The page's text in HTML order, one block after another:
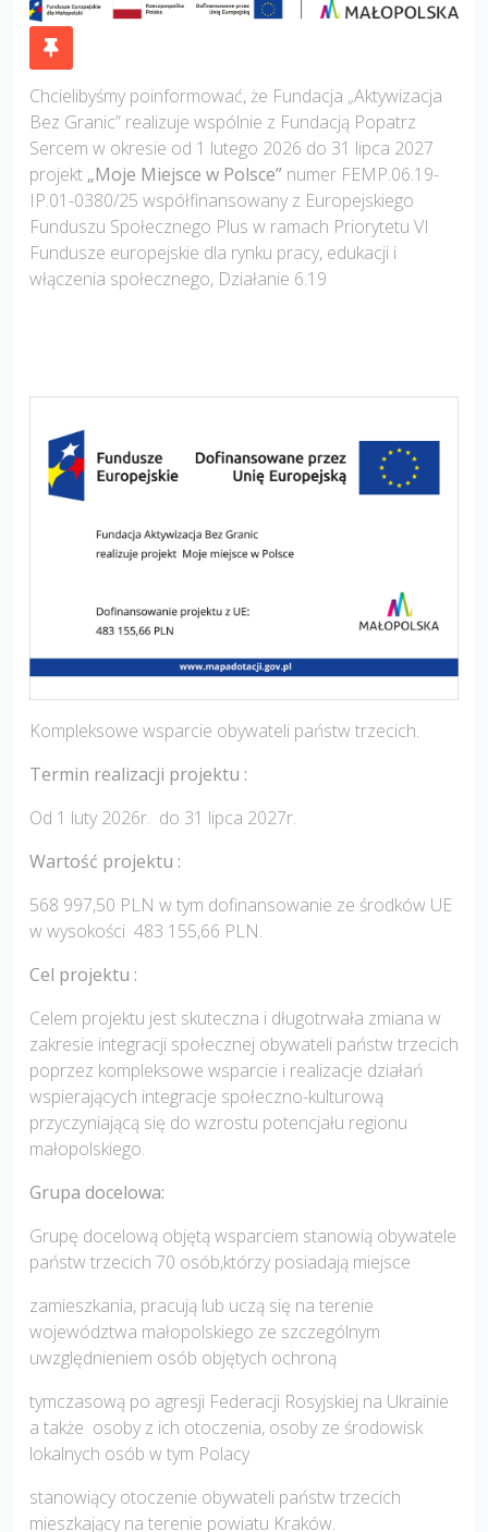
Chcielibyśmy poinformować, że Fundacja „Aktywizacja
Bez Granic” realizuje wspólnie z Fundacją Popatrz
Sercem w okresie od 1 lutego 2026 do 31 lipca 2027
projekt „Moje Miejsce w Polsce” numer FEMP.06.19-
IP.01-0380/25 współfinansowany z Europejskiego
Funduszu Społecznego Plus w ramach Priorytetu VI
Fundusze europejskie dla rynku pracy, edukacji i
włączenia społecznego, Działanie 6.19
Kompleksowe wsparcie obywateli państw trzecich.
Termin realizacji projektu :
Od 1 luty 2026r. do 31 lipca 2027r.
Wartość projektu :
568 997,50 PLN w tym dofinansowanie ze środków UE
w wysokości 483 155,66 PLN.
Cel projektu :
Celem projektu jest skuteczna i długotrwała zmiana w
zakresie integracji społecznej obywateli państw trzecich
poprzez kompleksowe wsparcie i realizacje działań
wspierających integracje społeczno-kulturową
przyczyniającą się do wzrostu potencjału regionu
małopolskiego.
Grupa docelowa:
Grupę docelową objętą wsparciem stanowią obywatele
państw trzecich 70 osób,którzy posiadają miejsce
zamieszkania, pracują lub uczą się na terenie
województwa małopolskiego ze szczególnym
uwzględnieniem osób objętych ochroną
tymczasową po agresji Federacji Rosyjskiej na Ukrainie
a także osoby z ich otoczenia, osoby ze środowisk
lokalnych osób w tym Polacy
stanowiący otoczenie obywateli państw trzecich
mieszkający na terenie powiatu Kraków.